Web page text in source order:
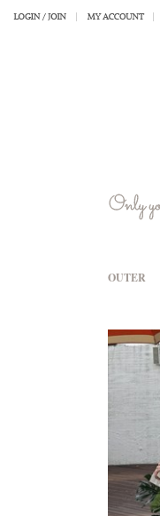
OUTER